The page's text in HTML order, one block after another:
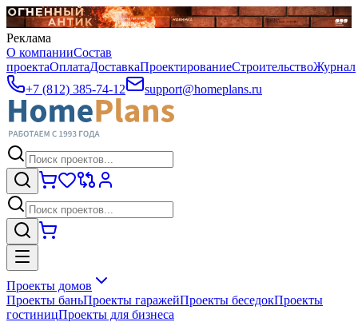
Реклама
О компанииСостав
проектаОплатаДоставкаПроектированиеСтроительствоЖурнал
+7 (812) 385-74-12
support@homeplans.ru
Проекты домов
Проекты баньПроекты гаражейПроекты беседокПроекты
гостиницПроекты для бизнеса